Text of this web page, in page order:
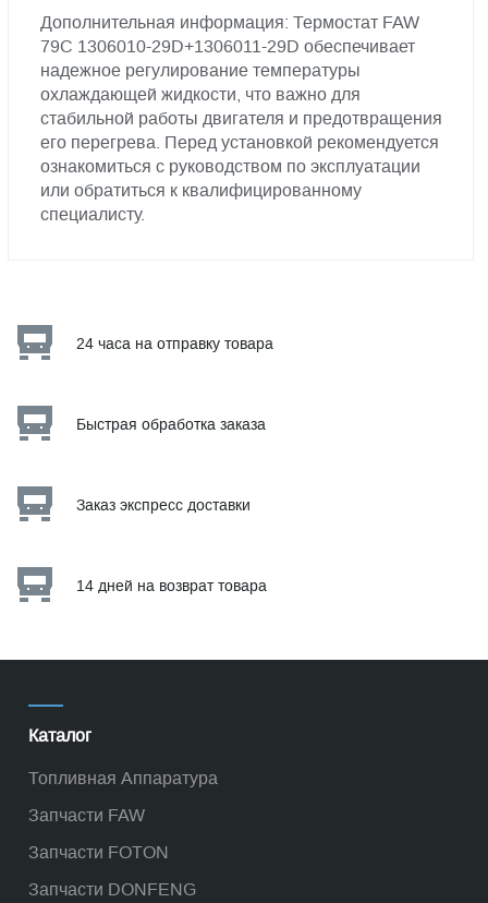
Дополнительная информация: Термостат FAW
79C 1306010-29D+1306011-29D обеспечивает
надежное регулирование температуры
охлаждающей жидкости, что важно для
стабильной работы двигателя и предотвращения
его перегрева. Перед установкой рекомендуется
ознакомиться с руководством по эксплуатации
или обратиться к квалифицированному
специалисту.
24 часа на отправку товара
Быстрая обработка заказа
Заказ экспресс доставки
14 дней на возврат товара
Каталог
Топливная Аппаратура
Запчасти FAW
Запчасти FOTON
Запчасти DONFENG